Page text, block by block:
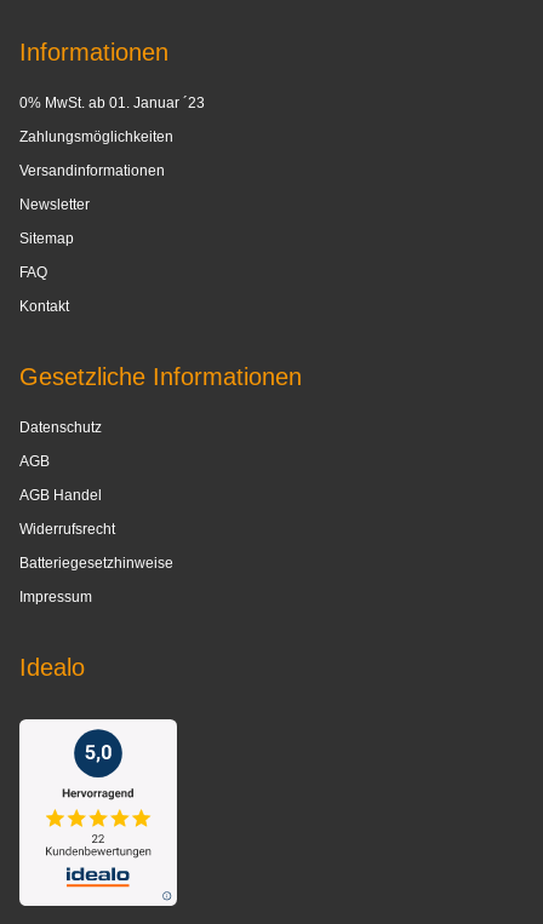
Informationen
0% MwSt. ab 01. Januar ´23
Zahlungsmöglichkeiten
Versandinformationen
Newsletter
Sitemap
FAQ
Kontakt
Gesetzliche Informationen
Datenschutz
AGB
AGB Handel
Widerrufsrecht
Batteriegesetzhinweise
Impressum
Idealo